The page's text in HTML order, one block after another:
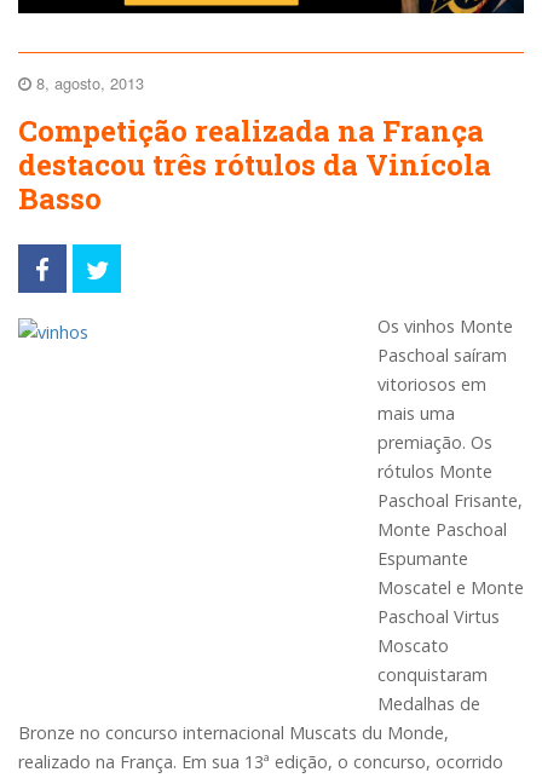
8, agosto, 2013
Competição realizada na França
destacou três rótulos da Vinícola
Basso
Os vinhos Monte
Paschoal saíram
vitoriosos em
mais uma
premiação. Os
rótulos Monte
Paschoal Frisante,
Monte Paschoal
Espumante
Moscatel e Monte
Paschoal Virtus
Moscato
conquistaram
Medalhas de
Bronze no concurso internacional Muscats du Monde,
realizado na França. Em sua 13ª edição, o concurso, ocorrido